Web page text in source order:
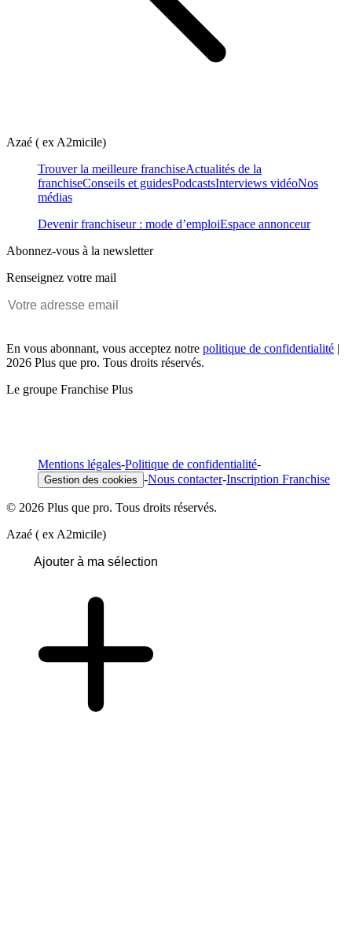
Azaé ( ex A2micile)
Trouver la meilleure franchiseActualités de la
franchiseConseils et guidesPodcastsInterviews vidéoNos
médias
Devenir franchiseur : mode d’emploiEspace annonceur
Abonnez-vous à la newsletter
Renseignez votre mail
En vous abonnant, vous acceptez notre politique de confidentialité |
2026 Plus que pro. Tous droits réservés.
Le groupe Franchise Plus
Mentions légales-Politique de confidentialité-
Gestion des cookies -Nous contacter-Inscription Franchise
© 2026 Plus que pro. Tous droits réservés.
Azaé ( ex A2micile)
Ajouter à ma sélection